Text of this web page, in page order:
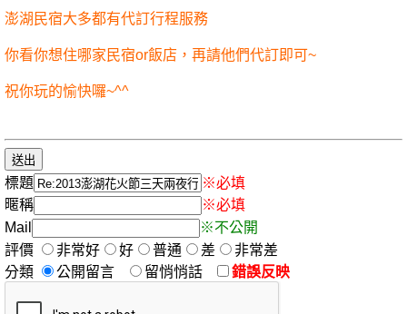
澎湖民宿大多都有代訂行程服務
你看你想住哪家民宿or飯店，再請他們代訂即可~
祝你玩的愉快囉~^^
標題
※必填
暱稱
※必填
Mail
※不公開
評價
非常好 好 普通 差
非常差
分類
公開留言 留悄悄話 錯誤反映